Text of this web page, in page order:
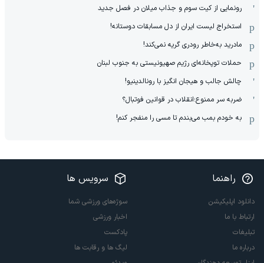
رونمایی از کیت سوم و جذاب میلان در فصل جدید
استخراج لیست ایران از دل مسابقات دوستانه!
مادرید به‌خاطر رودری گریه نمی‌کند!
حملات توپخانه‌ای رژیم صهیونیستی به جنوب لبنان
چالش جالب و هیجان انگیز با رونالدینیو!
ضربه سر ممنوع؛انقلاب در قوانین فوتبال؟
به خودم بمب می‌بندم تا مسی را منفجر کنم!
راهنما
دانلود اپلیکیشن
ارتباط با ما
تبلیغات
درباره ما
سرویس ها
سوژه‌های ورزشی شما
اخبار ورزشی
پادکست
لیگ ها و رقابت ها